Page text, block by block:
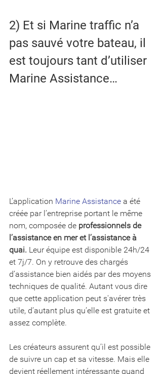
2) Et si Marine traffic n’a
pas sauvé votre bateau, il
est toujours tant d’utiliser
Marine Assistance…
L’application Marine Assistance a été
créée par l’entreprise portant le même
nom, composée de professionnels de
l’assistance en mer et l’assistance à
quai. Leur équipe est disponible 24h/24
et 7j/7. On y retrouve des chargés
d’assistance bien aidés par des moyens
techniques de qualité. Autant vous dire
que cette application peut s'avérer très
utile, d’autant plus qu’elle est gratuite et
assez complète.
Les créateurs assurent qu’il est possible
de suivre un cap et sa vitesse. Mais elle
devient réellement intéressante quand